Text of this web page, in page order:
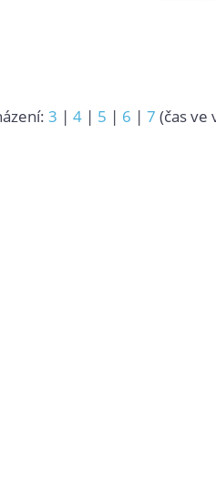
3 | 4 | 5 | 6 | 7 (čas ve